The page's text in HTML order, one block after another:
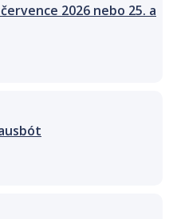
2026 nebo 25. a